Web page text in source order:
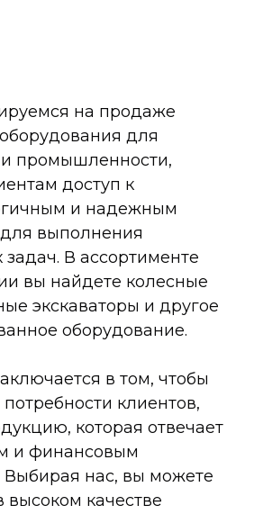
на продаже
для
и промышленности,
доступ к
и надежным
выполнения
задач. В ассортименте
вы найдете колесные
экскаваторы и другое
оборудование.
в том, чтобы
клиентов,
которая отвечает
и финансовым
Выбирая нас, вы можете
высоком качестве